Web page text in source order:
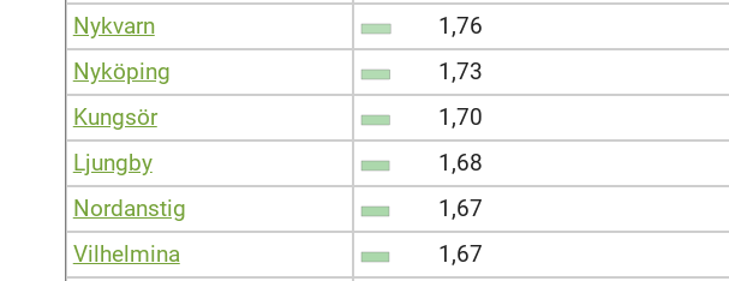
Nykvarn
1,76
Nyköping
1,73
Kungsör
1,70
Ljungby
1,68
Nordanstig
1,67
Vilhelmina
1,67